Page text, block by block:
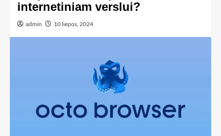
internetiniam verslui?
admin 10 liepos, 2024